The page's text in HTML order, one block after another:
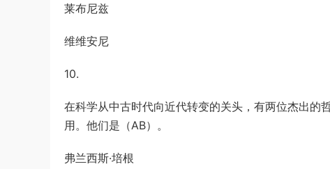
莱布尼兹
维维安尼
10.
在科学从中古时代向近代转变的关头，有两位杰出的
用。他们是（AB）。
弗兰西斯·培根